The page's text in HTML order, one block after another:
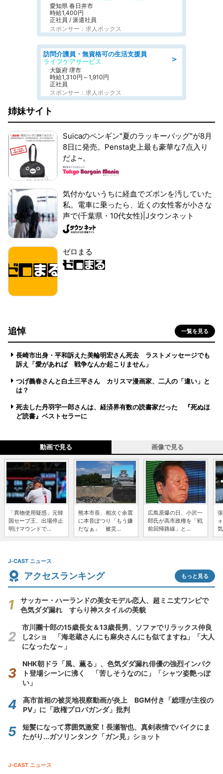
愛知県 春日井市
時給1,400円
正社員 / 派遣社員
スポンサー：求人ボックス
＞
訪問介護員・無資格可の生活支援員
ライフケアサービス
大阪府 堺市
時給1,310円～1,910円
正社員
スポンサー：求人ボックス
姉妹サイト
Suicaのペンギン"夏のラッキーバッグ"が8月
8日に発売。Pensta史上最も豪華な7点入り
だよ~。
気付かないうちに経血でズボンを汚していた
私。電車に乗ったら、近くの女性客が小さな
声で(千葉県・10代女性)|Jタウンネット
ゼロまる
追悼 一覧を見る
長崎市出身・平和訴えた美輪明宏さん死去 ラストメッセージでも
訴え「愛があれば 戦争なんか起こりません」
つげ義春さんと白土三平さん カリスマ漫画家、二人の「違い」と
は？
死去した丹羽宇一郎さんは、経済界有数の読書家だった 『死ぬほ
ど読書』ベストセラーに
動画で見る 画像で見る
「異物使用疑惑」元韓
国セーブ王、出場停止
明けマウンドで...
熊本市長、相次ぐ余震
に本音ぽつり「もう嫌
だなぁ」 被災...
広島原爆の日、小沢一
郎氏が高市政権を「戦
前回帰路線」と...
J-CAST ニュース
アクセスランキング もっと見る
サッカー・ハーランドの美女モデル恋人、超ミニ丈ワンピで
色気ダダ漏れ すらり神スタイルの美貌
市川團十郎の15歳長女＆13歳長男、ソファでリラックス仲良
し2ショ 「海老蔵さんにも麻央さんにも似てますね」「大人
になったな～」
NHK朝ドラ「風、薫る」、色気ダダ漏れ俳優の強烈インパク
ト登場シーンに沸く 「苦しそうなのに」「シャツ姿艶っぽ
い」
高市首相の被災地視察動画が炎上 BGM付き「総理が主役の
PV」に「政権プロパガンダ」批判
短髪になって雰囲気激変！長瀬智也、真剣表情でバイクにま
たがり...ガソリンタンク「ガン見」ショット
J-CAST ニュース